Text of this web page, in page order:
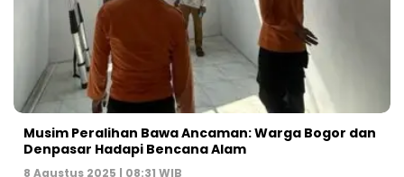
Musim Peralihan Bawa Ancaman: Warga Bogor dan
Denpasar Hadapi Bencana Alam
8 Agustus 2025 | 08:31 WIB